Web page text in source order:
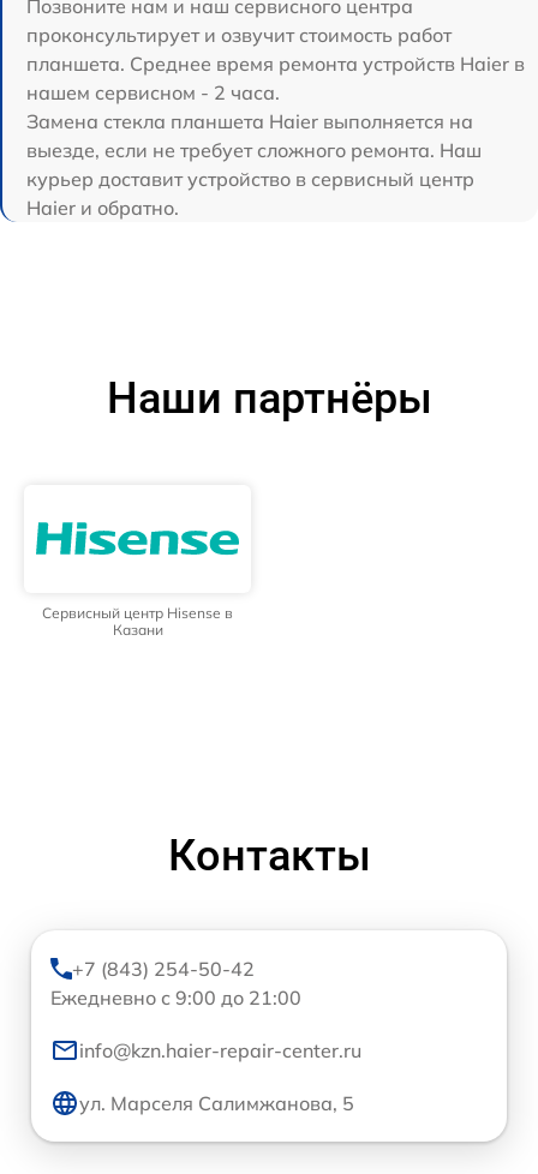
Позвоните нам и наш сервисного центра
проконсультирует и озвучит стоимость работ
планшета. Среднее время ремонта устройств Haier в
нашем сервисном - 2 часа.
Замена стекла планшета Haier выполняется на
выезде, если не требует сложного ремонта. Наш
курьер доставит устройство в сервисный центр
Haier и обратно.
Наши партнёры
Сервисный центр Hisense в
Казани
Контакты
+7 (843) 254-50-42
Ежедневно с 9:00 до 21:00
info@kzn.haier-repair-center.ru
ул. Марселя Салимжанова, 5